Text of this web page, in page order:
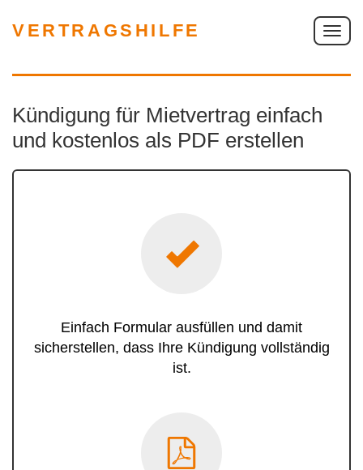
VERTRAGSHILFE
S
h
N
Kündigung für Mietvertrag einfach
und kostenlos als PDF erstellen
Einfach Formular ausfüllen und damit
sicherstellen, dass Ihre Kündigung vollständig
ist.